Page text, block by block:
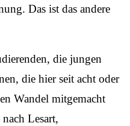
Das ist das andere
die jungen
die hier seit acht oder
Wandel mitgemacht
Lesart,